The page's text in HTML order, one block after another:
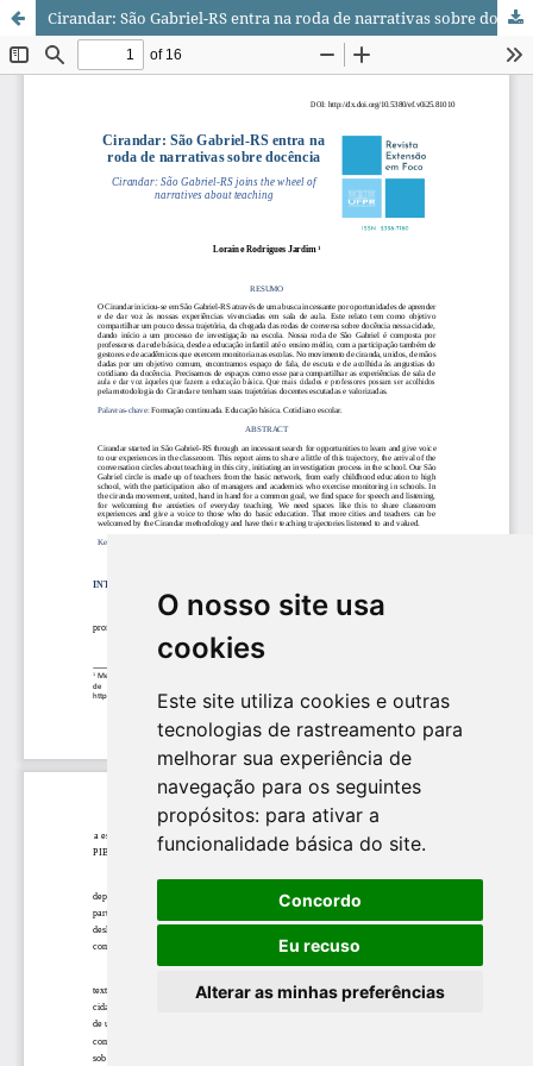
O nosso site usa
cookies
Este site utiliza cookies e outras
tecnologias de rastreamento para
melhorar sua experiência de
navegação para os seguintes
propósitos: para ativar a
funcionalidade básica do site.
Concordo
Eu recuso
Alterar as minhas preferências
Cirandar: São Gabriel-RS entra na roda de narrativas sobre docência